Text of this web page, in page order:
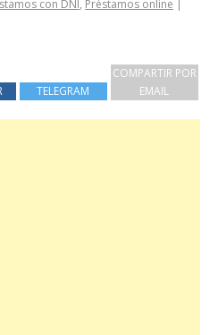
con DNI, Préstamos online |
TELEGRAM
COMPARTIR POR
EMAIL